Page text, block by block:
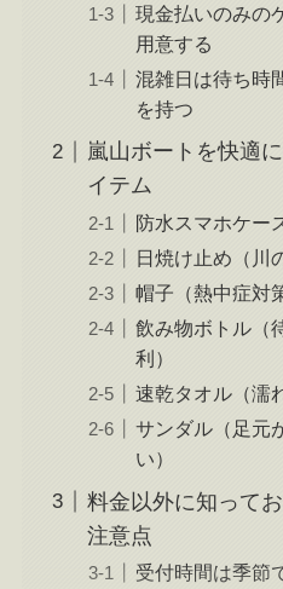
現金払いのみの
用意する
混雑日は待ち時
を持つ
嵐山ボートを快適
イテム
防水スマホケー
日焼け止め（川
帽子（熱中症対
飲み物ボトル（
利）
速乾タオル（濡
サンダル（足元
い）
料金以外に知って
注意点
受付時間は季節